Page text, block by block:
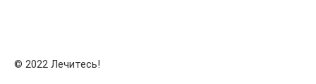
© 2022 Лечитесь!